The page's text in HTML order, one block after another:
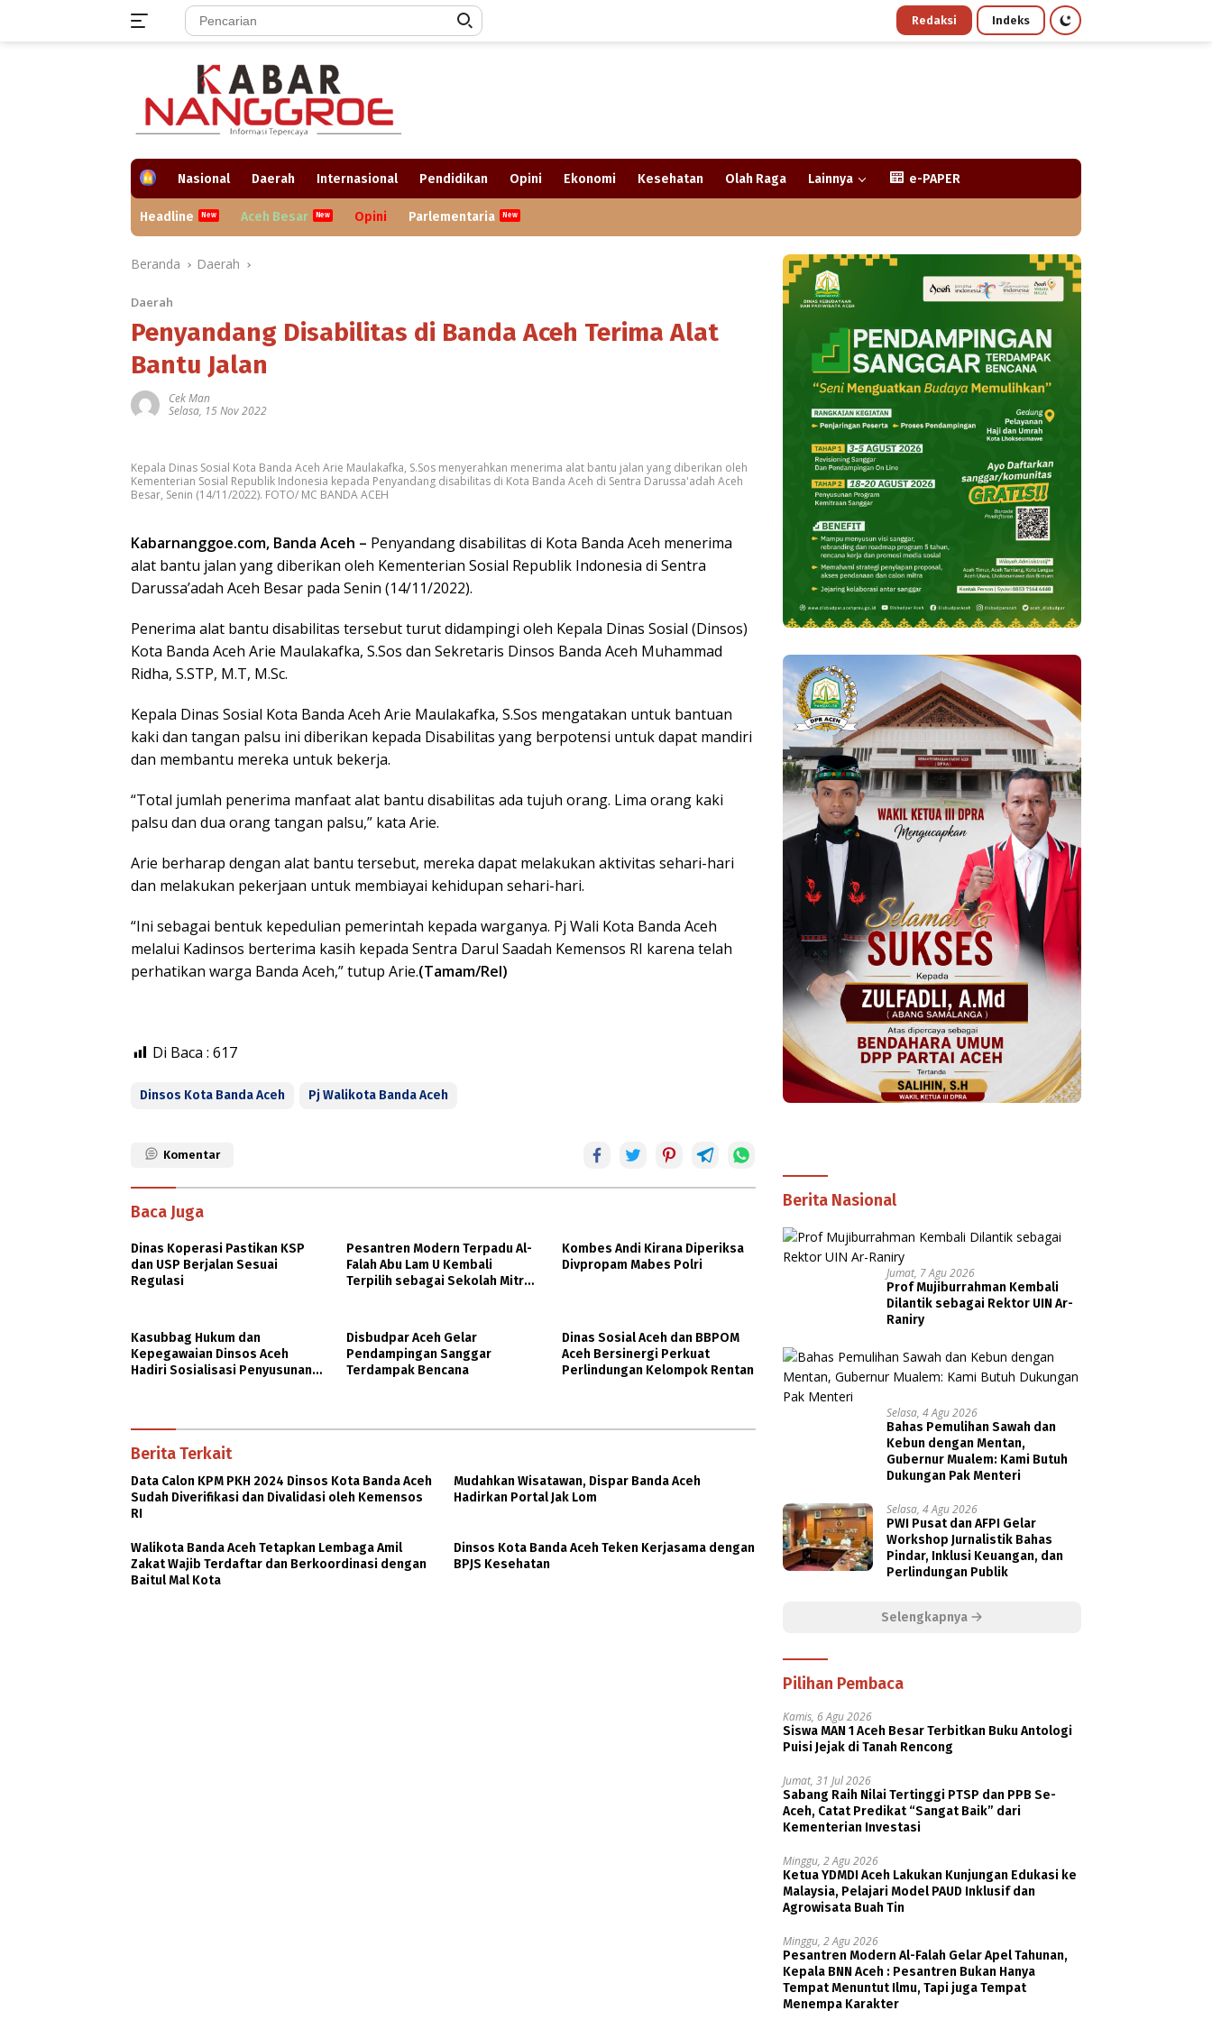
Redaksi Indeks
H
e
Nasional Daerah Internasional Pendidikan Opini Ekonomi Kesehatan Olah Raga Lainnya e-PAPER
Headline Aceh Besar Opini Parlementaria
Beranda Daerah
Daerah
Penyandang Disabilitas di Banda Aceh Terima Alat
Bantu Jalan
Cek Man
Selasa, 15 Nov 2022
Kepala Dinas Sosial Kota Banda Aceh Arie Maulakafka, S.Sos menyerahkan menerima alat bantu jalan yang diberikan oleh
Kementerian Sosial Republik Indonesia kepada Penyandang disabilitas di Kota Banda Aceh di Sentra Darussa'adah Aceh
Besar, Senin (14/11/2022). FOTO/ MC BANDA ACEH
Kabarnanggoe.com, Banda Aceh – Penyandang disabilitas di Kota Banda Aceh menerima
alat bantu jalan yang diberikan oleh Kementerian Sosial Republik Indonesia di Sentra
Darussa’adah Aceh Besar pada Senin (14/11/2022).
Penerima alat bantu disabilitas tersebut turut didampingi oleh Kepala Dinas Sosial (Dinsos)
Kota Banda Aceh Arie Maulakafka, S.Sos dan Sekretaris Dinsos Banda Aceh Muhammad
Ridha, S.STP, M.T, M.Sc.
Kepala Dinas Sosial Kota Banda Aceh Arie Maulakafka, S.Sos mengatakan untuk bantuan
kaki dan tangan palsu ini diberikan kepada Disabilitas yang berpotensi untuk dapat mandiri
dan membantu mereka untuk bekerja.
“Total jumlah penerima manfaat alat bantu disabilitas ada tujuh orang. Lima orang kaki
palsu dan dua orang tangan palsu,” kata Arie.
Arie berharap dengan alat bantu tersebut, mereka dapat melakukan aktivitas sehari-hari
dan melakukan pekerjaan untuk membiayai kehidupan sehari-hari.
“Ini sebagai bentuk kepedulian pemerintah kepada warganya. Pj Wali Kota Banda Aceh
melalui Kadinsos berterima kasih kepada Sentra Darul Saadah Kemensos RI karena telah
perhatikan warga Banda Aceh,” tutup Arie.(Tamam/Rel)
Di Baca : 617
Dinsos Kota Banda Aceh Pj Walikota Banda Aceh
Komentar
Baca Juga
Dinas Koperasi Pastikan KSP
dan USP Berjalan Sesuai
Regulasi
Pesantren Modern Terpadu Al-
Falah Abu Lam U Kembali
Terpilih sebagai Sekolah Mitra
Kombes Andi Kirana Diperiksa
Divpropam Mabes Polri
Kasubbag Hukum dan
Kepegawaian Dinsos Aceh
Hadiri Sosialisasi Penyusunan
Disbudpar Aceh Gelar
Pendampingan Sanggar
Terdampak Bencana
Dinas Sosial Aceh dan BBPOM
Aceh Bersinergi Perkuat
Perlindungan Kelompok Rentan
Berita Terkait
Data Calon KPM PKH 2024 Dinsos Kota Banda Aceh
Sudah Diverifikasi dan Divalidasi oleh Kemensos
RI
Mudahkan Wisatawan, Dispar Banda Aceh
Hadirkan Portal Jak Lom
Walikota Banda Aceh Tetapkan Lembaga Amil
Zakat Wajib Terdaftar dan Berkoordinasi dengan
Baitul Mal Kota
Dinsos Kota Banda Aceh Teken Kerjasama dengan
BPJS Kesehatan
Berita Nasional
Jumat, 7 Agu 2026
Prof Mujiburrahman Kembali
Dilantik sebagai Rektor UIN Ar-
Raniry
Selasa, 4 Agu 2026
Bahas Pemulihan Sawah dan
Kebun dengan Mentan,
Gubernur Mualem: Kami Butuh
Dukungan Pak Menteri
Selasa, 4 Agu 2026
PWI Pusat dan AFPI Gelar
Workshop Jurnalistik Bahas
Pindar, Inklusi Keuangan, dan
Perlindungan Publik
Selengkapnya
Pilihan Pembaca
Kamis, 6 Agu 2026
Siswa MAN 1 Aceh Besar Terbitkan Buku Antologi
Puisi Jejak di Tanah Rencong
Jumat, 31 Jul 2026
Sabang Raih Nilai Tertinggi PTSP dan PPB Se-
Aceh, Catat Predikat “Sangat Baik” dari
Kementerian Investasi
Minggu, 2 Agu 2026
Ketua YDMDI Aceh Lakukan Kunjungan Edukasi ke
Malaysia, Pelajari Model PAUD Inklusif dan
Agrowisata Buah Tin
Minggu, 2 Agu 2026
Pesantren Modern Al-Falah Gelar Apel Tahunan,
Kepala BNN Aceh : Pesantren Bukan Hanya
Tempat Menuntut Ilmu, Tapi juga Tempat
Menempa Karakter